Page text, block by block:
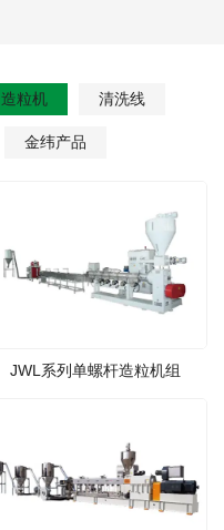
造粒机 清洗线
金纬产品
JWL系列单螺杆造粒机组